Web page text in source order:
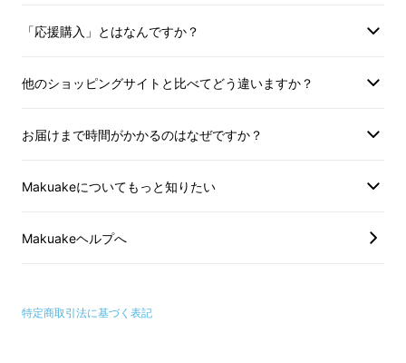
日本における独占販売権を有する正規代理店で
レンジをご確認ください。
「応援購入」とはなんですか？
他のショッピングサイトと比べてどう違いますか？
お届けまで時間がかかるのはなぜですか？
Makuakeについてもっと知りたい
Makuakeヘルプへ
特定商取引法に基づく表記